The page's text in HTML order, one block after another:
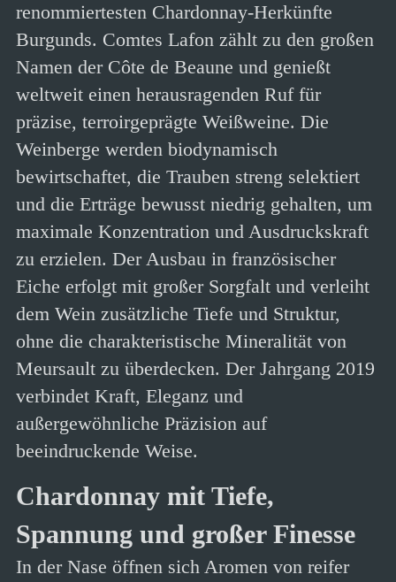
renommiertesten Chardonnay-Herkünfte
Burgunds. Comtes Lafon zählt zu den großen
Namen der Côte de Beaune und genießt
weltweit einen herausragenden Ruf für
präzise, terroirgeprägte Weißweine. Die
Weinberge werden biodynamisch
bewirtschaftet, die Trauben streng selektiert
und die Erträge bewusst niedrig gehalten, um
maximale Konzentration und Ausdruckskraft
zu erzielen. Der Ausbau in französischer
Eiche erfolgt mit großer Sorgfalt und verleiht
dem Wein zusätzliche Tiefe und Struktur,
ohne die charakteristische Mineralität von
Meursault zu überdecken. Der Jahrgang 2019
verbindet Kraft, Eleganz und
außergewöhnliche Präzision auf
beeindruckende Weise.
Chardonnay mit Tiefe,
Spannung und großer Finesse
In der Nase öffnen sich Aromen von reifer